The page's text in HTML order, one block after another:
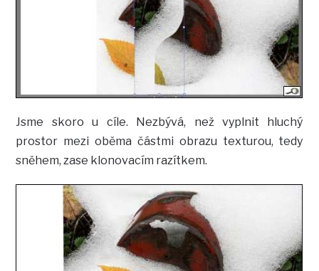
Jsme skoro u cíle. Nezbývá, než vyplnit hluchý
prostor mezi oběma částmi obrazu texturou, tedy
sněhem, zase klonovacím razítkem.